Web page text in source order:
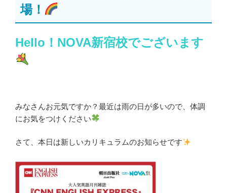
場！
Hello！NOVA新宿校でございます
みなさんお元気ですか？最近は雨の日が多いので、体調
にお気をつけください
さて、本日は新しいカリキュラムのお知らせです